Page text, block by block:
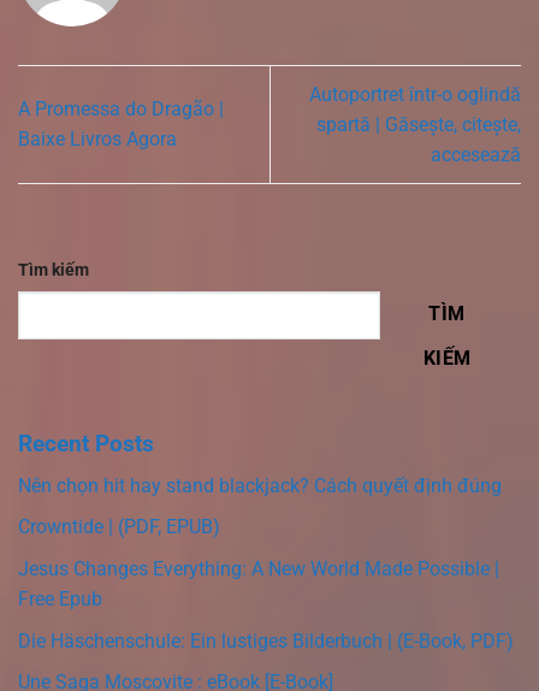
A Promessa do Dragão |
Baixe Livros Agora
Autoportret într-o oglindă
spartă | Găsește, citește,
accesează
Tìm kiếm
TÌM
KIẾM
Recent Posts
Nên chọn hit hay stand blackjack? Cách quyết định đúng
Crowntide | (PDF, EPUB)
Jesus Changes Everything: A New World Made Possible |
Free Epub
Die Häschenschule: Ein lustiges Bilderbuch | (E-Book, PDF)
Une Saga Moscovite : eBook [E-Book]